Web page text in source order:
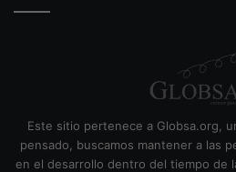
Este sitio pertenece a Globsa.org,
pensado, buscamos mantener a las
en el desarrollo dentro del tiempo de